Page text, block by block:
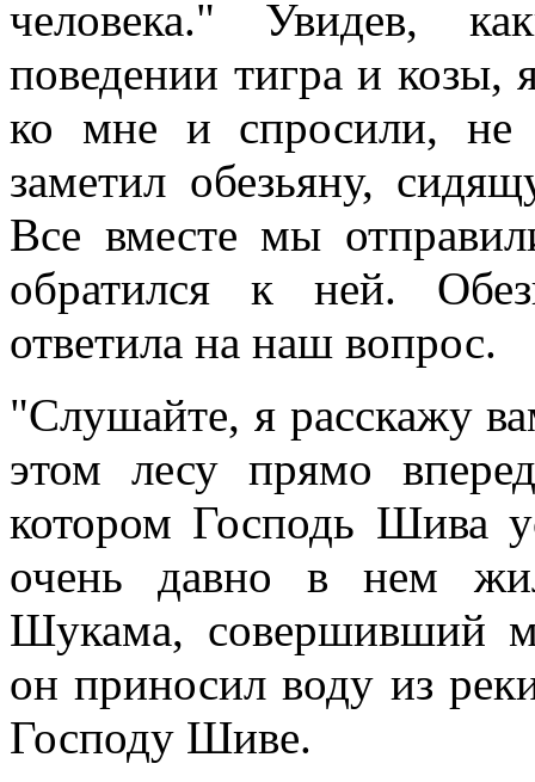
человека." Увидев,
поведении тигра и козы,
ко мне и спросили, не
заметил обезьяну,
Все вместе мы
обратился к ней.
ответила на наш вопрос.
"Слушайте, я расскажу
этом лесу прямо
котором Господь Шива
очень давно в нем
Шукама, совершивший
он приносил воду из
Господу Шиве.